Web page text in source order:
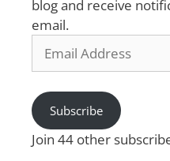
blog and receive
email.
Address
Subscribe
Join 44 other